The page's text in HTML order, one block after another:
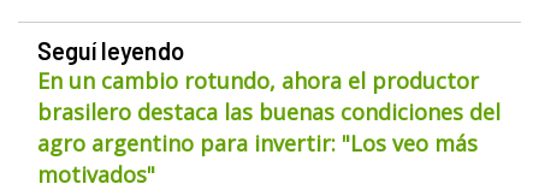
Seguí leyendo
En un cambio rotundo, ahora el productor
brasilero destaca las buenas condiciones del
agro argentino para invertir: "Los veo más
motivados"